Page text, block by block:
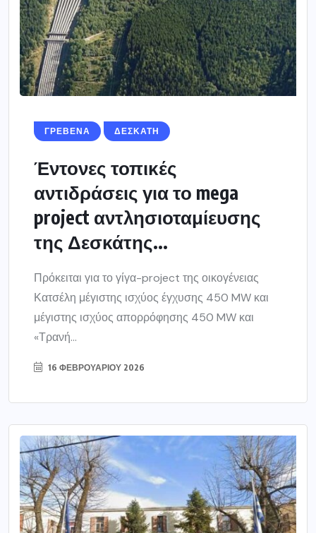
ΓΡΕΒΕΝΑ ΔΕΣΚΑΤΗ
Έντονες τοπικές
αντιδράσεις για το mega
project αντλησιοταμίευσης
της Δεσκάτης...
Πρόκειται για το γίγα-project της οικογένειας
Κατσέλη μέγιστης ισχύος έγχυσης 450 MW και
μέγιστης ισχύος απορρόφησης 450 MW και
«Τρανή...
16 ΦΕΒΡΟΥΑΡΊΟΥ 2026